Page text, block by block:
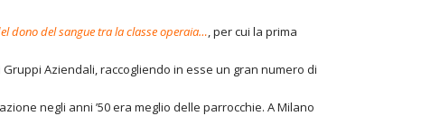
dono del sangue tra la classe operaia…, per cui la prima
Aziendali, raccogliendo in esse un gran numero di
negli anni ’50 era meglio delle parrocchie. A Milano